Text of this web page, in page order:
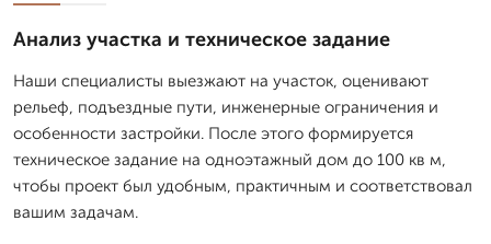
Анализ участка и техническое задание
Наши специалисты выезжают на участок, оценивают
рельеф, подъездные пути, инженерные ограничения и
особенности застройки. После этого формируется
техническое задание на одноэтажный дом до 100 кв м,
чтобы проект был удобным, практичным и соответствовал
вашим задачам.